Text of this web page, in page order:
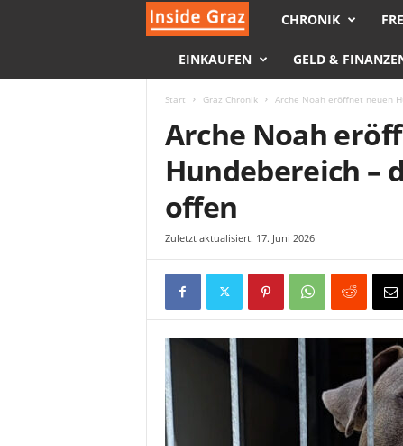
s
i
d
G
r
a
CHRONIK
EINKAUFEN GELD &
Start Graz Chronik Arche Noah eröffnet neuen
Arche Noah
Hundebereich –
offen
Zuletzt aktualisiert: 17. Juni 2026